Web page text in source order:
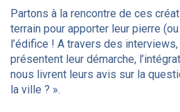
Partons à la rencontre de ces
terrain pour apporter leur pierre
l’édifice ! A travers des
présentent leur démarche,
nous livrent leurs avis sur la
la ville ? ».